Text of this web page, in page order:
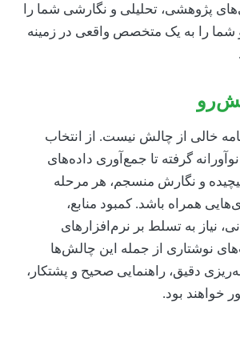
پژوهشی، تحلیلی و نگارشی شما را
به یک متخصص واقعی در زمینه
از چالش نیست. از انتخاب
گرفته تا جمع‌آوری داده‌های
و نگارش منسجم، هر مرحله
همراه باشد. کمبود منابع،
به تسلط بر نرم‌افزارهای
از جمله این چالش‌ها
دقیق، راهنمایی صحیح و پشتکار،
بود.